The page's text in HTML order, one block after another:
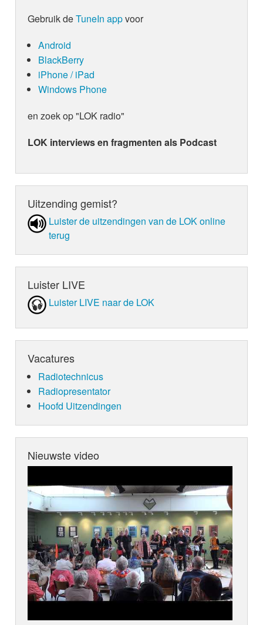
Gebruik deTuneIn appvoor
Android
BlackBerry
iPhone / iPad
Windows Phone
en zoek op "LOK radio"
LOK interviews en fragmenten als Podcast
Uitzending gemist?
Luister de uit­zen­din­gen van de LOK online
terug
Luister LIVE
Luister LIVE naar de LOK
Vacatures
Radiotechnicus
Radiopresentator
Hoofd Uitzendingen
Nieuwste video